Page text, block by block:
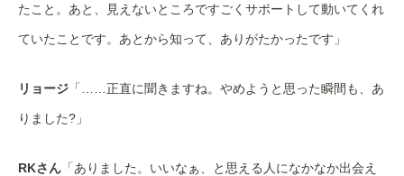
たこと。あと、見えないところですごくサポートして動いてくれ
ていたことです。あとから知って、ありがたかったです」
リョージ 「……正直に聞きますね。やめようと思った瞬間も、あ
りました?」
RKさん 「ありました。いいなぁ、と思える人になかなか出会え